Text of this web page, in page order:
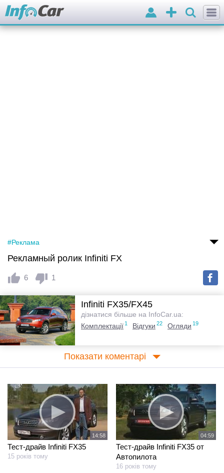
Додати
оголошення
Вхід
#Реклама
Рекламный ролик Infiniti FX
6 1
Infiniti FX35/FX45
дізнатися більше на InfoCar.ua:
Комплектації1 Відгуки 22 Огляди 19
Показати коментарі
14:58
Тест-драйв Infiniti FX35
15 років тому
04:59
Тест-драйв Infiniti FX35 от
Автопилота
16 років тому